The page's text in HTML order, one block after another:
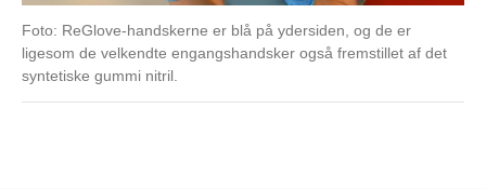
Foto: ReGlove-handskerne er blå på ydersiden, og de er
ligesom de velkendte engangshandsker også fremstillet af det
syntetiske gummi nitril.